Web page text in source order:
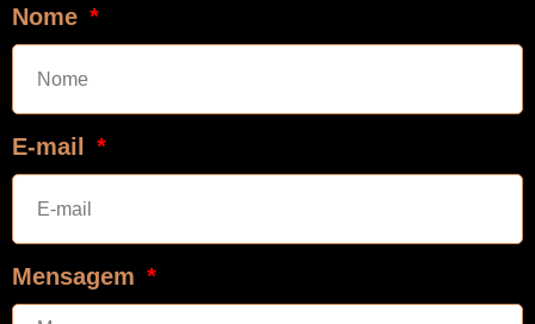
Nome
E-mail
Mensagem